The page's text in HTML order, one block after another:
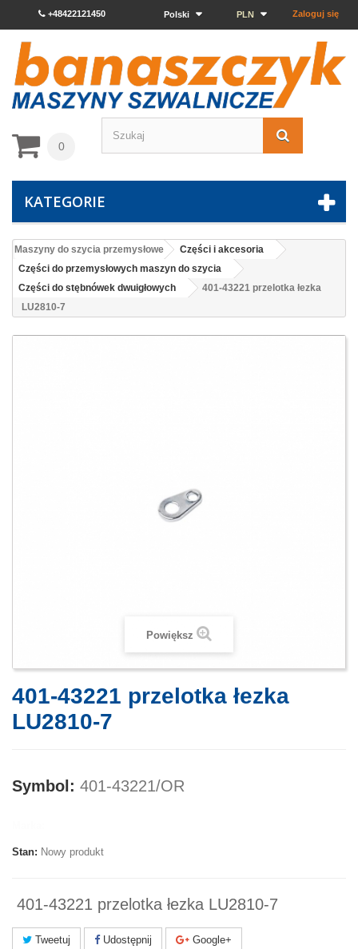
Zaloguj się
PLN
Polski
+48422121450
0
KATEGORIE
Maszyny do szycia przemysłowe
Części i akcesoria
Części do przemysłowych maszyn do szycia
Części do stębnówek dwuigłowych
401-43221 przelotka łezka
LU2810-7
Powiększ
401-43221 przelotka łezka
LU2810-7
Symbol: 401-43221/OR
Stan: Nowy produkt
401-43221 przelotka łezka LU2810-7
Tweetuj Udostępnij Google+